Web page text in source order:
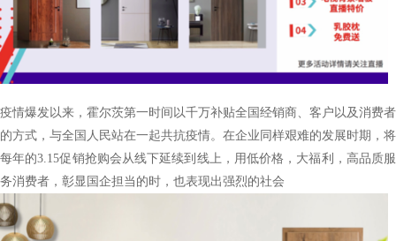
疫情爆发以来 ， 霍尔茨第一时间以千万补贴全国经销商、客户以及消费者
的方式，与全国人民站在一起共抗疫情。在企业同样艰难的发展时期，将
每年的3.15促销抢购会从线下延续到线上，用低价格，大福利，高品质服
务消费者，彰显国企担当的时，也表现出强烈的社会